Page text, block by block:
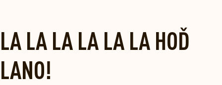
LA LA LA LA LA LA HOĎ
LANO!